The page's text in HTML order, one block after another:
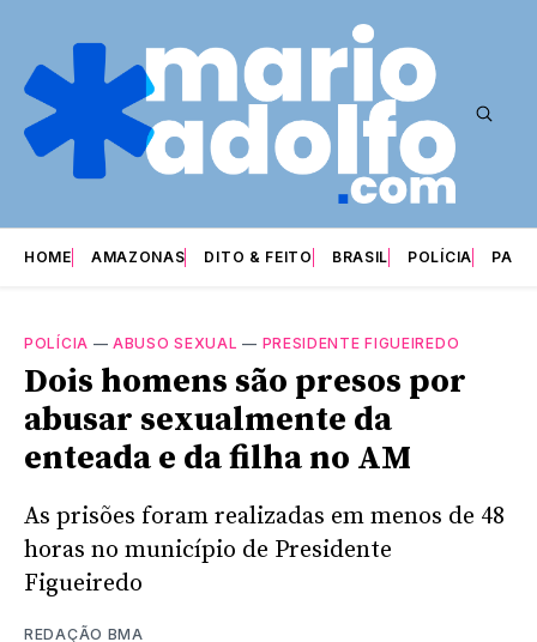
HOME AMAZONAS DITO & FEITO BRASIL POLÍCIA
POLÍCIA —ABUSO SEXUAL — PRESIDENTE FIGUEIREDO
Dois homens são presos por
abusar sexualmente da
enteada e da filha no AM
As prisões foram realizadas em menos de 48
horas no município de Presidente
Figueiredo
REDAÇÃO BMA